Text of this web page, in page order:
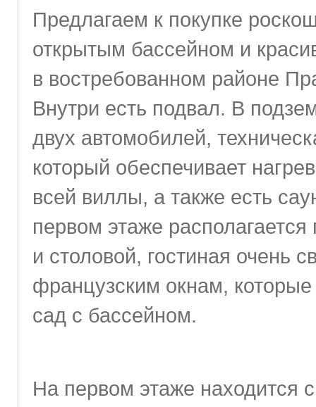
Предлагаем к покупке
открытым бассейном и
в востребованном районе
Внутри есть подвал. В
двух автомобилей,
который обеспечивает
всей виллы, а также есть
первом этаже
и столовой, гостиная очень
французским окнам,
сад с бассейном.
На первом этаже находится